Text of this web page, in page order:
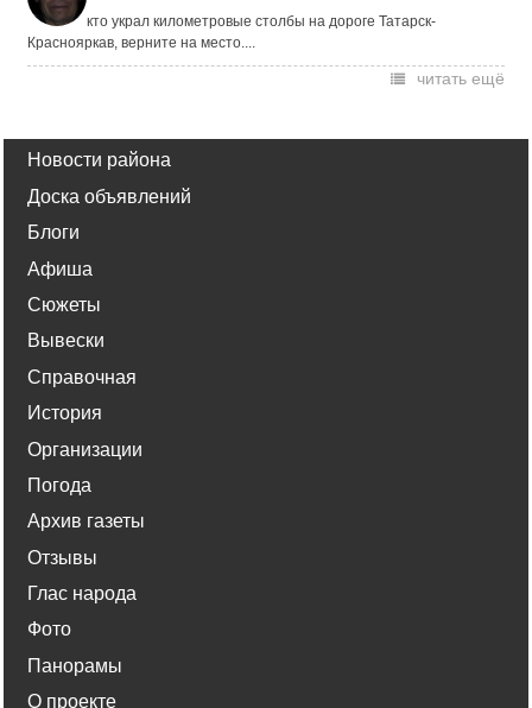
кто украл километровые столбы на дороге Татарск-
Краснояркав, верните на место....
читать ещё
Новости района
Доска объявлений
Блоги
Афиша
Сюжеты
Вывески
Справочная
История
Организации
Погода
Архив газеты
Отзывы
Глас народа
Фото
Панорамы
О проекте